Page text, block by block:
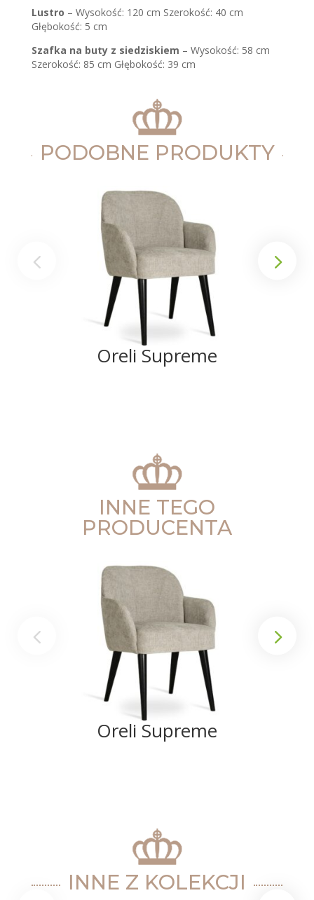
Lustro – Wysokość: 120 cm Szerokość: 40 cm
Głębokość: 5 cm
Szafka na buty z siedziskiem – Wysokość: 58 cm
Szerokość: 85 cm Głębokość: 39 cm
PODOBNE PRODUKTY
Oreli Supreme
INNE TEGO
PRODUCENTA
Oreli Supreme
INNE Z KOLEKCJI